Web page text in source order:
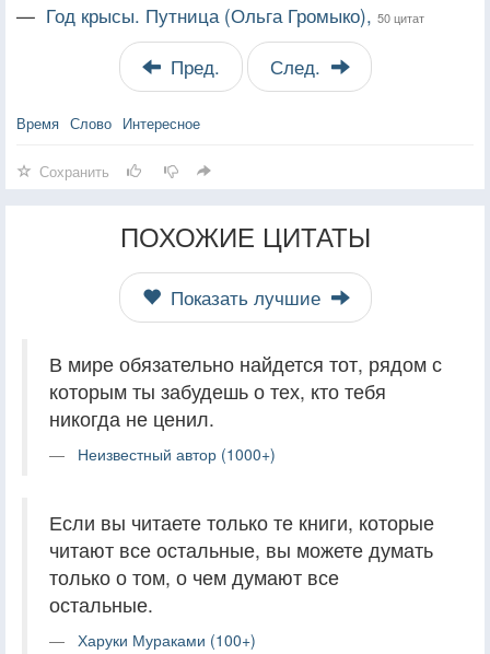
— Год крысы. Путница (Ольга Громыко), 50 цитат
Пред. След.
Время Слово Интересное
Сохранить
ПОХОЖИЕ ЦИТАТЫ
Показать лучшие
В мире обязательно найдется тот, рядом с
которым ты забудешь о тех, кто тебя
никогда не ценил.
Неизвестный автор (1000+)
Если вы читаете только те книги, которые
читают все остальные, вы можете думать
только о том, о чем думают все
остальные.
Харуки Мураками (100+)